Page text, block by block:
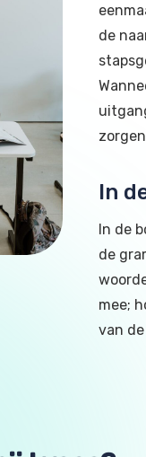
de
In
In de
de
mee;
van